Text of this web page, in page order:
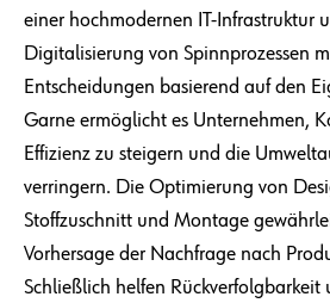
einer hochmodernen IT-Infrastruktur
Digitalisierung von Spinnprozessen
Entscheidungen basierend auf den
Garne ermöglicht es Unternehmen,
Effizienz zu steigern und die
verringern. Die Optimierung von
Stoffzuschnitt und Montage
Vorhersage der Nachfrage nach
Schließlich helfen